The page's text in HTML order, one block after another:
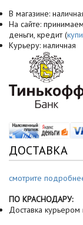
В магазине:
На сайте:
деньги, кредит (
Курьеру: наличная
ДОСТАВКА
смотрите
ПО КРАСНОДАРУ:
Доставка